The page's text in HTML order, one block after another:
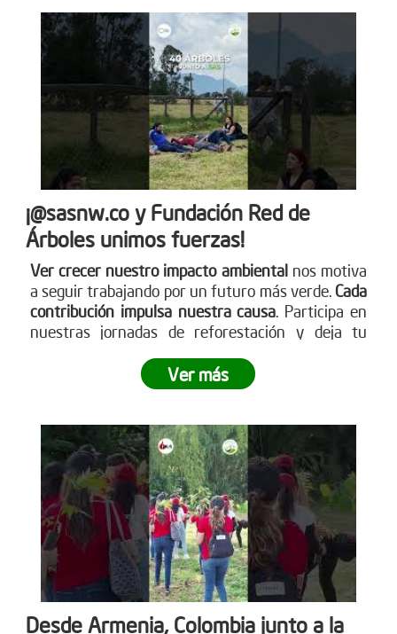
¡@sasnw.co y Fundación Red de
Árboles unimos fuerzas!
Ver crecer nuestro impacto ambientalnos motiva
a seguir trabajando por un futuro más verde.Cada
contribución impulsa nuestra causa. Participa en
nuestras jornadas de reforestación y deja tu
visitando nuestra página web
www.reddearboles.org
Ver más
Desde Armenia, Colombia junto a la